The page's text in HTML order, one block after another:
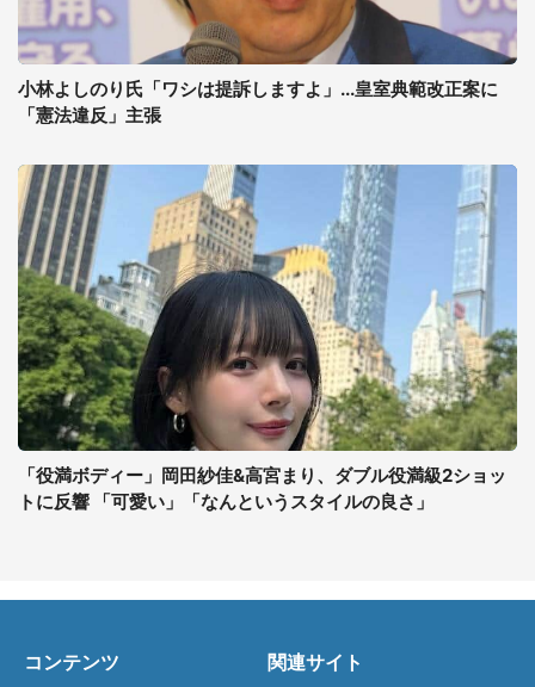
小林よしのり氏「ワシは提訴しますよ」...皇室典範改正案に
「憲法違反」主張
「役満ボディー」岡田紗佳&高宮まり、ダブル役満級2ショッ
トに反響 「可愛い」「なんというスタイルの良さ」
コンテンツ 関連サイト